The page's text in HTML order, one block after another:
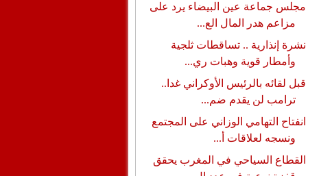
مجلس جماعة عين البيضاء يرد على
مزاعم هدر المال الع...
نشرة إنذارية .. تساقطات ثلجية
وأمطار قوية وهبات ري...
قبل لقائه بالرئيس الأوكراني غدا..
ترامب لن يقدم ضم...
انفتاح التهامي الوزاني على المجتمع
ونسجه لعلاقات أ...
القطاع السياحي في المغرب يحقق